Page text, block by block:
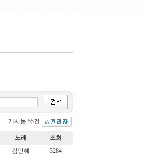
게시물 55건
노래
조회
김인혜 3284